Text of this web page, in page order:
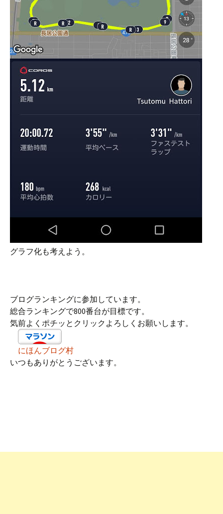
グラフ化も考えよう。
ブログランキングに参加しています。
総合ランキングで800番台が目標です。
気前よくポチッとクリックよろしくお願いします。
にほんブログ村
いつもありがとうございます。